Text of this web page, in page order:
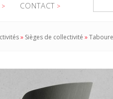
CONTACT
» Sièges de collectivité »